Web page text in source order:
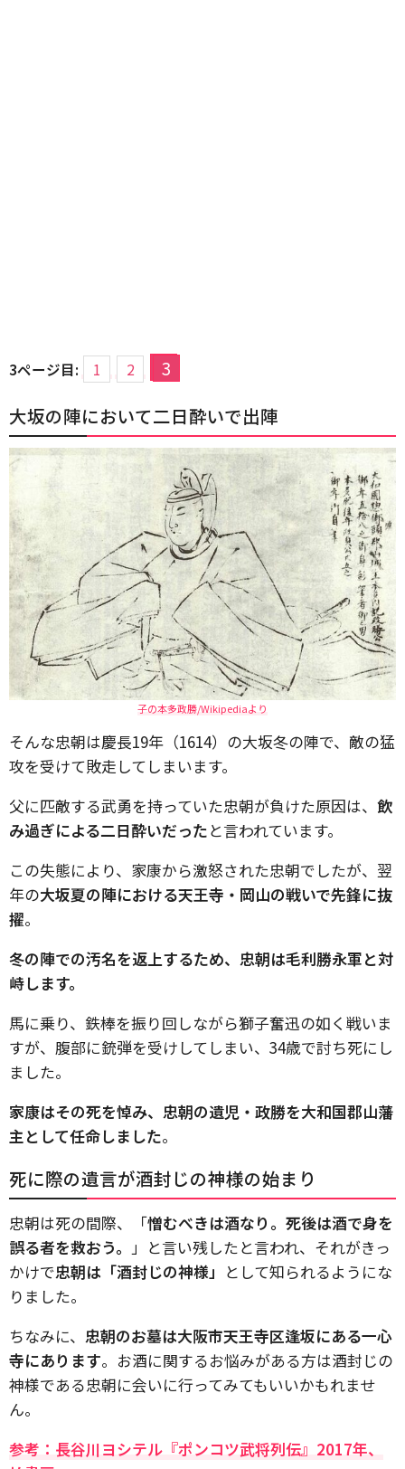
3ページ目: 1 2 3
大坂の陣において二日酔いで出陣
子の本多政勝/Wikipediaより
そんな忠朝は慶長19年（1614）の大坂冬の陣で、敵の猛
攻を受けて敗走してしまいます。
父に匹敵する武勇を持っていた忠朝が負けた原因は、 飲
み過ぎによる二日酔いだったと言われています。
この失態により、家康から激怒された忠朝でしたが、翌
年の大坂夏の陣における天王寺・岡山の戦いで先鋒に抜
擢。
冬の陣での汚名を返上するため、忠朝は毛利勝永軍と対
峙します。
馬に乗り、鉄棒を振り回しながら獅子奮迅の如く戦いま
すが、腹部に銃弾を受けしてしまい、34歳で討ち死にし
ました。
家康はその死を悼み、忠朝の遺児・政勝を大和国郡山藩
主として任命しました。
死に際の遺言が酒封じの神様の始まり
忠朝は死の間際、「憎むべきは酒なり。死後は酒で身を
誤る者を救おう。 」と言い残したと言われ、それがきっ
かけで忠朝は「酒封じの神様」 として知られるようにな
りました。
ちなみに、 忠朝のお墓は大阪市天王寺区逢坂にある一心
寺にあります。お酒に関するお悩みがある方は酒封じの
神様である忠朝に会いに行ってみてもいいかもれませ
ん。
参考：長谷川ヨシテル『ポンコツ武将列伝』‎2017年、